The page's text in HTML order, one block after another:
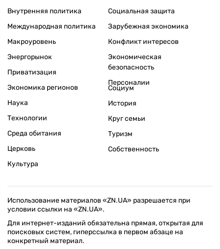
Внутренняя политика
Международная политика
Макроуровень
Энергорынок
Приватизация
Экономика регионов
Социальная защита
Зарубежная экономика
Конфликт интересов
Экономическая
безопасность
Персоналии
Наука
Технологии
Среда обитания
Церковь
Культура
Социум
История
Круг семьи
Туризм
Собственность
Использование материалов «ZN.UA» разрешается при
условии ссылки на «ZN.UA».
Для интернет-изданий обязательна прямая, открытая для
поисковых систем, гиперссылка в первом абзаце на
конкретный материал.